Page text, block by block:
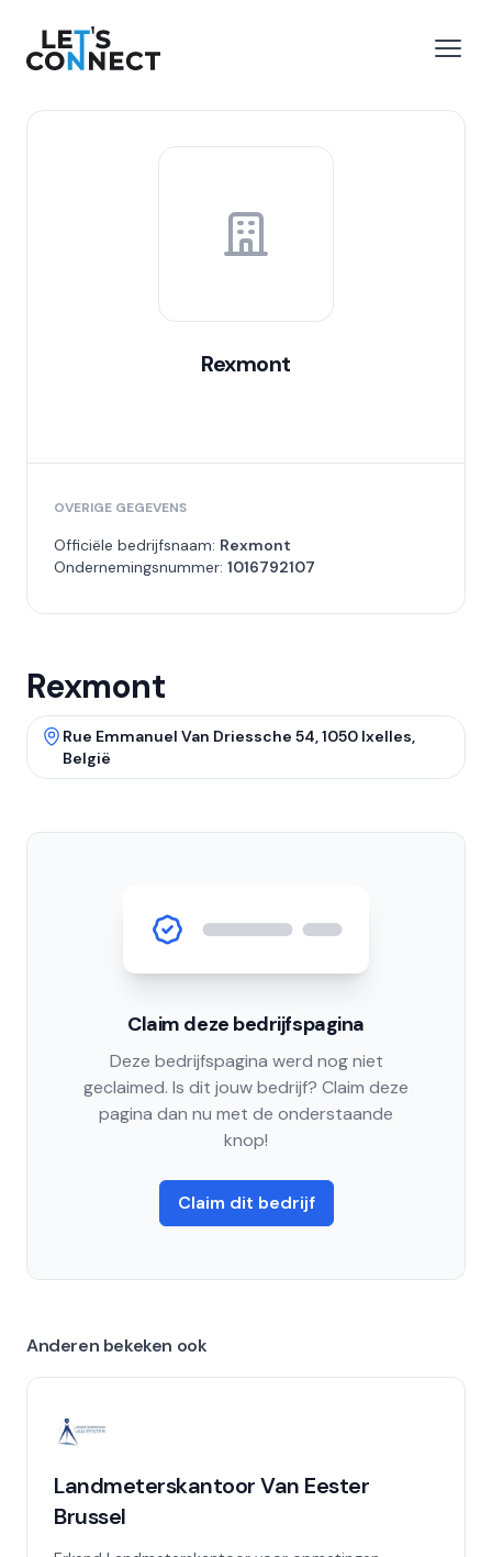
Let's Connect
Rexmont
OVERIGE GEGEVENS
Officiële bedrijfsnaam: Rexmont
Ondernemingsnummer: 1016792107
Rexmont
Rue Emmanuel Van Driessche 54, 1050 Ixelles,
België
Claim deze bedrijfspagina
Deze bedrijfspagina werd nog niet
geclaimed. Is dit jouw bedrijf? Claim deze
pagina dan nu met de onderstaande
knop!
Claim dit bedrijf
Anderen bekeken ook
Landmeterskantoor Van Eester
Brussel